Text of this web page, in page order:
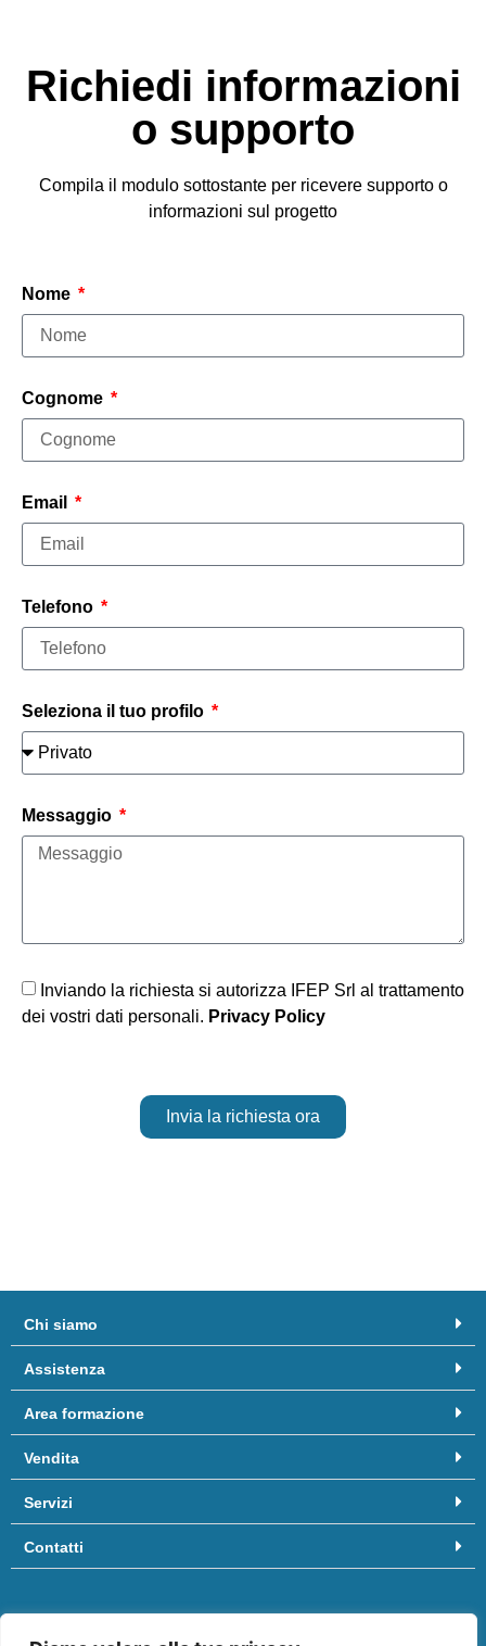
Richiedi informazioni
o supporto
Compila il modulo sottostante per ricevere supporto o
informazioni sul progetto
Nome
Cognome
Email
Telefono
Seleziona il tuo profilo
Messaggio
Inviando la richiesta si autorizza IFEP Srl al trattamento
dei vostri dati personali. Privacy Policy
Invia la richiesta ora
Chi siamo
Assistenza
Area formazione
Vendita
Servizi
Contatti